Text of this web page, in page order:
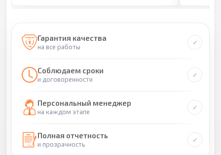
Гарантия качества
на все работы
Соблюдаем сроки
и договоренности
Персональный менеджер
на каждом этапе
Полная отчетность
и прозрачность